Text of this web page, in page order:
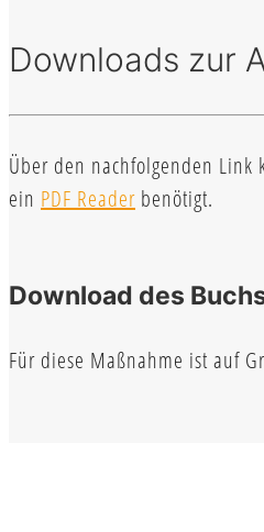
Downloads zur
Über den nachfolgenden Link
ein PDF Reader benötigt.
Download des
Für diese Maßnahme ist auf